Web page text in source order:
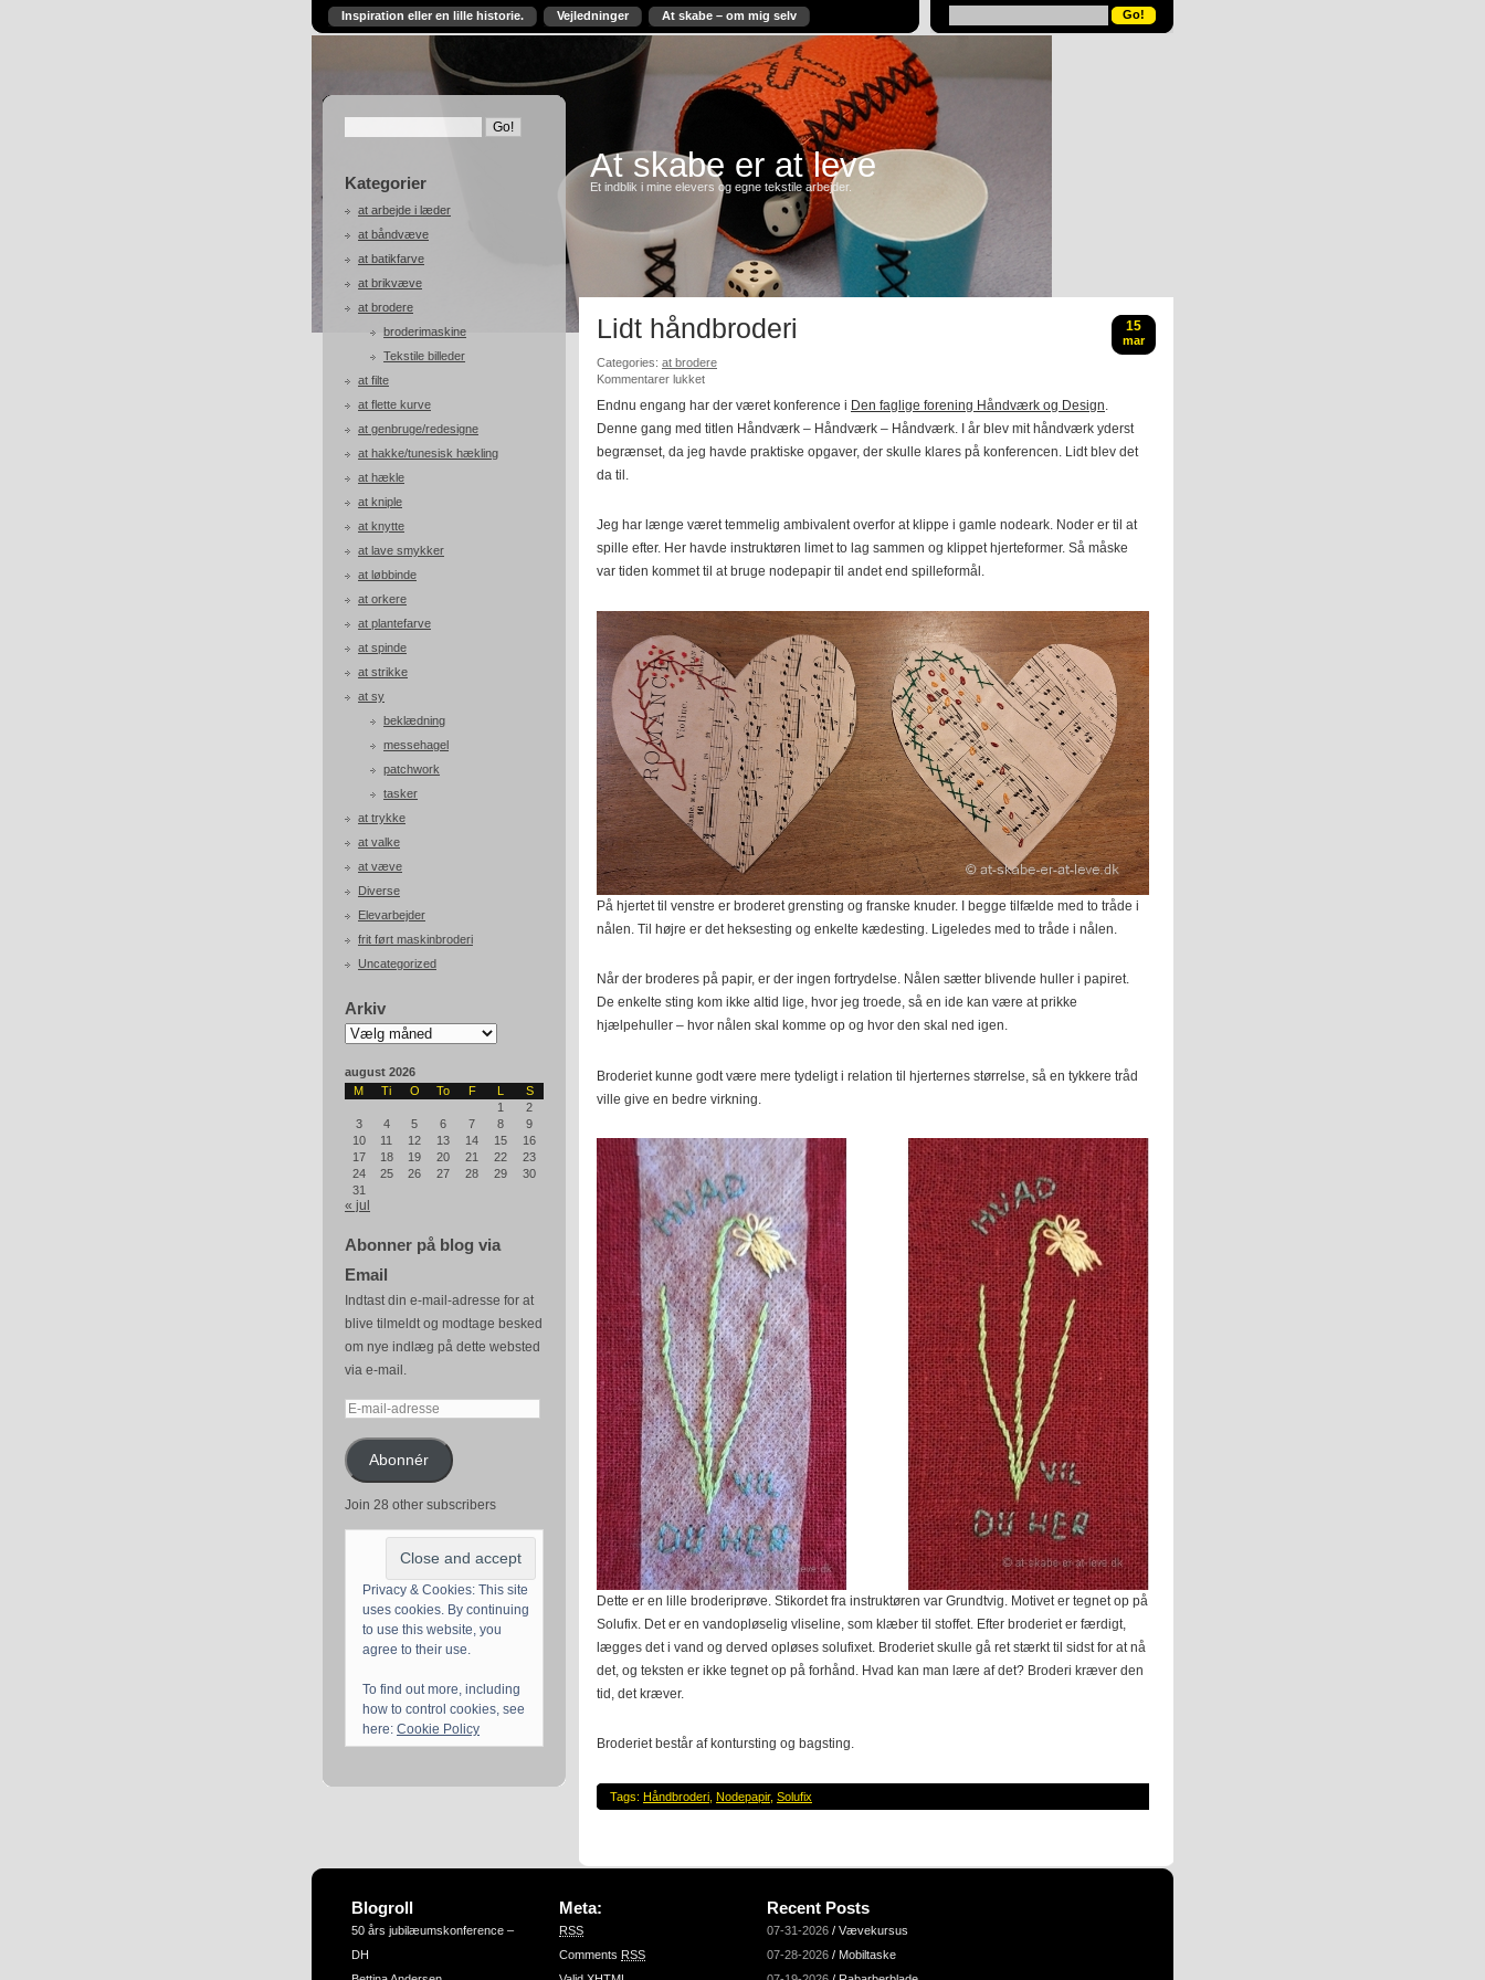
Inspiration eller en lille historie. Vejledninger At skabe – om mig selv
Kategorier
at arbejde i læder
at båndvæve
at batikfarve
at brikvæve
at brodere
broderimaskine
Tekstile billeder
at filte
at flette kurve
at genbruge/redesigne
at hakke/tunesisk hækling
at hækle
at kniple
at knytte
at lave smykker
at løbbinde
at orkere
at plantefarve
at spinde
at strikke
at sy
beklædning
messehagel
patchwork
tasker
at trykke
at valke
at væve
Diverse
Elevarbejder
frit ført maskinbroderi
Uncategorized
Arkiv
Arkiv
august 2026
M
Ti O To F L
S
1
2
3
4 5 6 7 8
9
10
11 12 13 14 15
16
17
18 19 20 21 22
23
24
25 26 27 28 29
30
31
« jul
Abonner på blog via
Email
Indtast din e-mail-adresse for at
blive tilmeldt og modtage besked
om nye indlæg på dette websted
via e-mail.
E-
adresseAbonnér
Join 28 other subscribers
Privacy & Cookies: This site
uses cookies. By continuing
to use this website, you
agree to their use.
To find out more, including
how to control cookies, see
here: Cookie Policy
At skabe er at leve
Et indblik i mine elevers og egne tekstile arbejder.
Lidt håndbroderi 15
mar
Categories: at brodere
Kommentarer lukkettil
håndbroderi
Endnu engang har der været konference i Den faglige forening Håndværk og Design.
Denne gang med titlen Håndværk – Håndværk – Håndværk. I år blev mit håndværk yderst
begrænset, da jeg havde praktiske opgaver, der skulle klares på konferencen. Lidt blev det
da til.
Jeg har længe været temmelig ambivalent overfor at klippe i gamle nodeark. Noder er til at
spille efter. Her havde instruktøren limet to lag sammen og klippet hjerteformer. Så måske
var tiden kommet til at bruge nodepapir til andet end spilleformål.
På hjertet til venstre er broderet grensting og franske knuder. I begge tilfælde med to tråde i
nålen. Til højre er det heksesting og enkelte kædesting. Ligeledes med to tråde i nålen.
Når der broderes på papir, er der ingen fortrydelse. Nålen sætter blivende huller i papiret.
De enkelte sting kom ikke altid lige, hvor jeg troede, så en ide kan være at prikke
hjælpehuller – hvor nålen skal komme op og hvor den skal ned igen.
Broderiet kunne godt være mere tydeligt i relation til hjerternes størrelse, så en tykkere tråd
ville give en bedre virkning.
Dette er en lille broderiprøve. Stikordet fra instruktøren var Grundtvig. Motivet er tegnet op på
Solufix. Det er en vandopløselig vliseline, som klæber til stoffet. Efter broderiet er færdigt,
lægges det i vand og derved opløses solufixet. Broderiet skulle gå ret stærkt til sidst for at nå
det, og teksten er ikke tegnet op på forhånd. Hvad kan man lære af det? Broderi kræver den
tid, det kræver.
Broderiet består af kontursting og bagsting.
Tags: Håndbroderi Nodepapir, Solufix
Blogroll
50 års jubilæumskonference –
DH
Meta:
RSS
Comments RSS
Recent Posts
07-31-2026 / Vævekursus
07-28-2026 / Mobiltaske